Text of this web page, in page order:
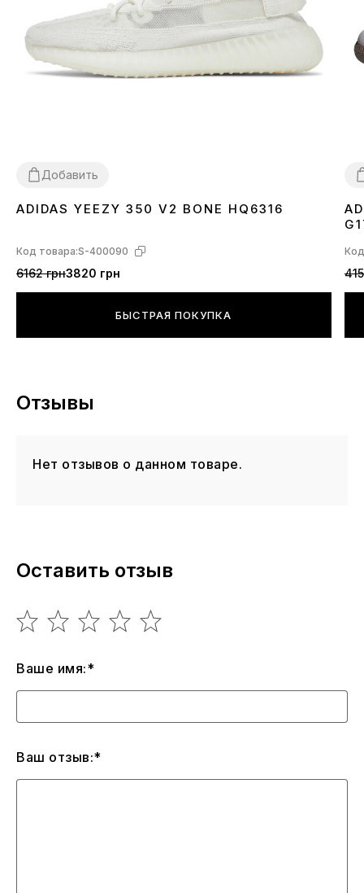
Добавить
36 3738 39 404142 43 444546
ADIDAS YEEZY 350 V2 BONE HQ6316
Код товара:S-400090
6162 грн3820 грн
БЫСТРАЯ ПОКУПКА
Отзывы
Нет отзывов о данном товаре.
Оставить отзыв
Ваше имя:*
Ваш отзыв:*